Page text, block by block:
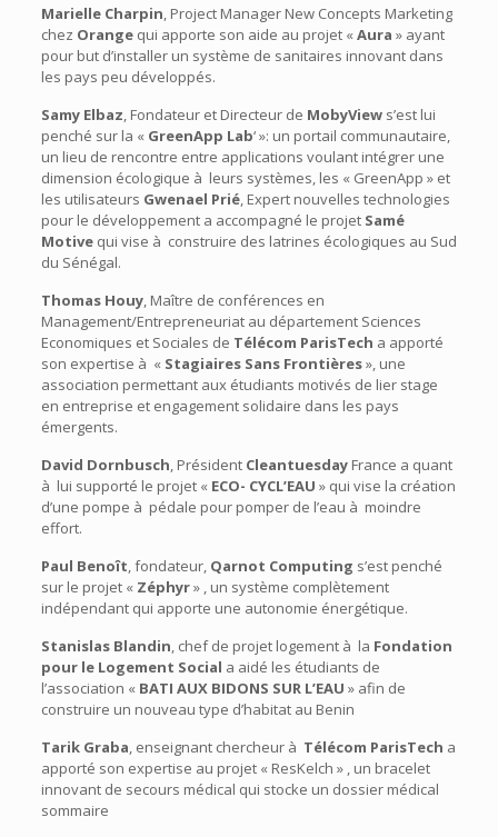
Marielle Charpin, Project Manager New Concepts Marketing
chez Orangequi apporte son aide au projet «Aura » ayant
pour but d’installer un système de sanitaires innovant dans
les pays peu développés.
Samy Elbaz, Fondateur et Directeur de MobyViews’est lui
penché sur la « GreenApp Lab‘ »: un portail communautaire,
un lieu de rencontre entre applications voulant intégrer une
dimension écologique à leurs systèmes, les « GreenApp » et
les utilisateurs Gwenael Prié, Expert nouvelles technologies
pour le développement a accompagné le projet Samé
Motivequi vise à construire des latrines écologiques au Sud
du Sénégal.
Thomas Houy, Maître de conférences en
Management/Entrepreneuriat au département Sciences
Economiques et Sociales de Télécom ParisTech a apporté
son expertise à « Stagiaires Sans Frontières», une
association permettant aux étudiants motivés de lier stage
en entreprise et engagement solidaire dans les pays
émergents.
David Dornbusch, Président CleantuesdayFrance a quant
à lui supporté le projet « ECO- CYCL’EAU » qui vise la création
d’une pompe à pédale pour pomper de l’eau à moindre
effort.
Paul Benoît, fondateur, Qarnot Computing s’est penché
sur le projet « Zéphyr» , un système complètement
indépendant qui apporte une autonomie énergétique.
Stanislas Blandin, chef de projet logement à la Fondation
pour le Logement Social a aidé les étudiants de
l’association « BATI AUX BIDONS SUR L’EAU » afin de
construire un nouveau type d’habitat au Benin
Tarik Graba, enseignant chercheur à Télécom ParisTech a
apporté son expertise au projet « ResKelch » , un bracelet
innovant de secours médical qui stocke un dossier médical
sommaire